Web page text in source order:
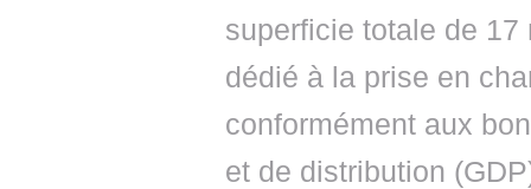
superficie totale de 17
dédié à la prise en
conformément aux
et de distribution